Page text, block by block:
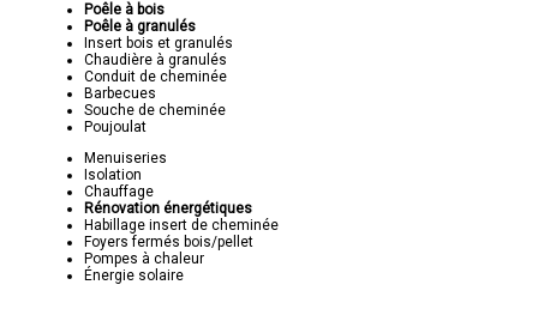
Poêle à bois
Poêle à granulés
Insert bois et granulés
Chaudière à granulés
Conduit de cheminée
Barbecues
Souche de cheminée
Poujoulat
Menuiseries
Isolation
Chauffage
Rénovation énergétiques
Habillage insert de cheminée
Foyers fermés bois/pellet
Pompes à chaleur
Énergie solaire